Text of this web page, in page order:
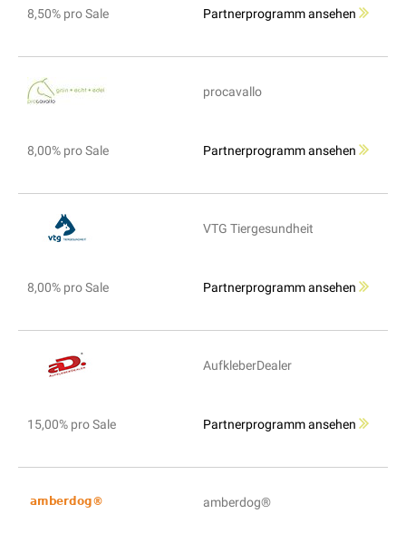
8,50% pro Sale Partnerprogramm ansehen
procavallo
8,00% pro Sale Partnerprogramm ansehen
VTG Tiergesundheit
8,00% pro Sale Partnerprogramm ansehen
AufkleberDealer
15,00% pro Sale Partnerprogramm ansehen
amberdog®